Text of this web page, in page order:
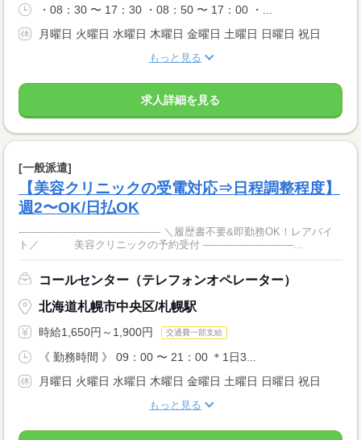
・08：30 〜 17：30 ・08：50 〜 17：00 ・...
月曜日 火曜日 水曜日 木曜日 金曜日 土曜日 日曜日 祝日
もっと見る
求人詳細を見る
[一般派遣]
【美容クリニックの受電対応⇒日程調整程度】
週2〜OK/日払OK
-------------------------------------------- ＼履歴書不要&即勤務OK！レアバイ
ト／ 美容クリニックの予約受付 ----------------------------...
コールセンター（テレフォンオペレーター）
北海道札幌市中央区/札幌駅
時給1,650円～1,900円 交通費一部支給
《 勤務時間 》 09：00 〜 21：00 ＊1日3...
月曜日 火曜日 水曜日 木曜日 金曜日 土曜日 日曜日 祝日
もっと見る